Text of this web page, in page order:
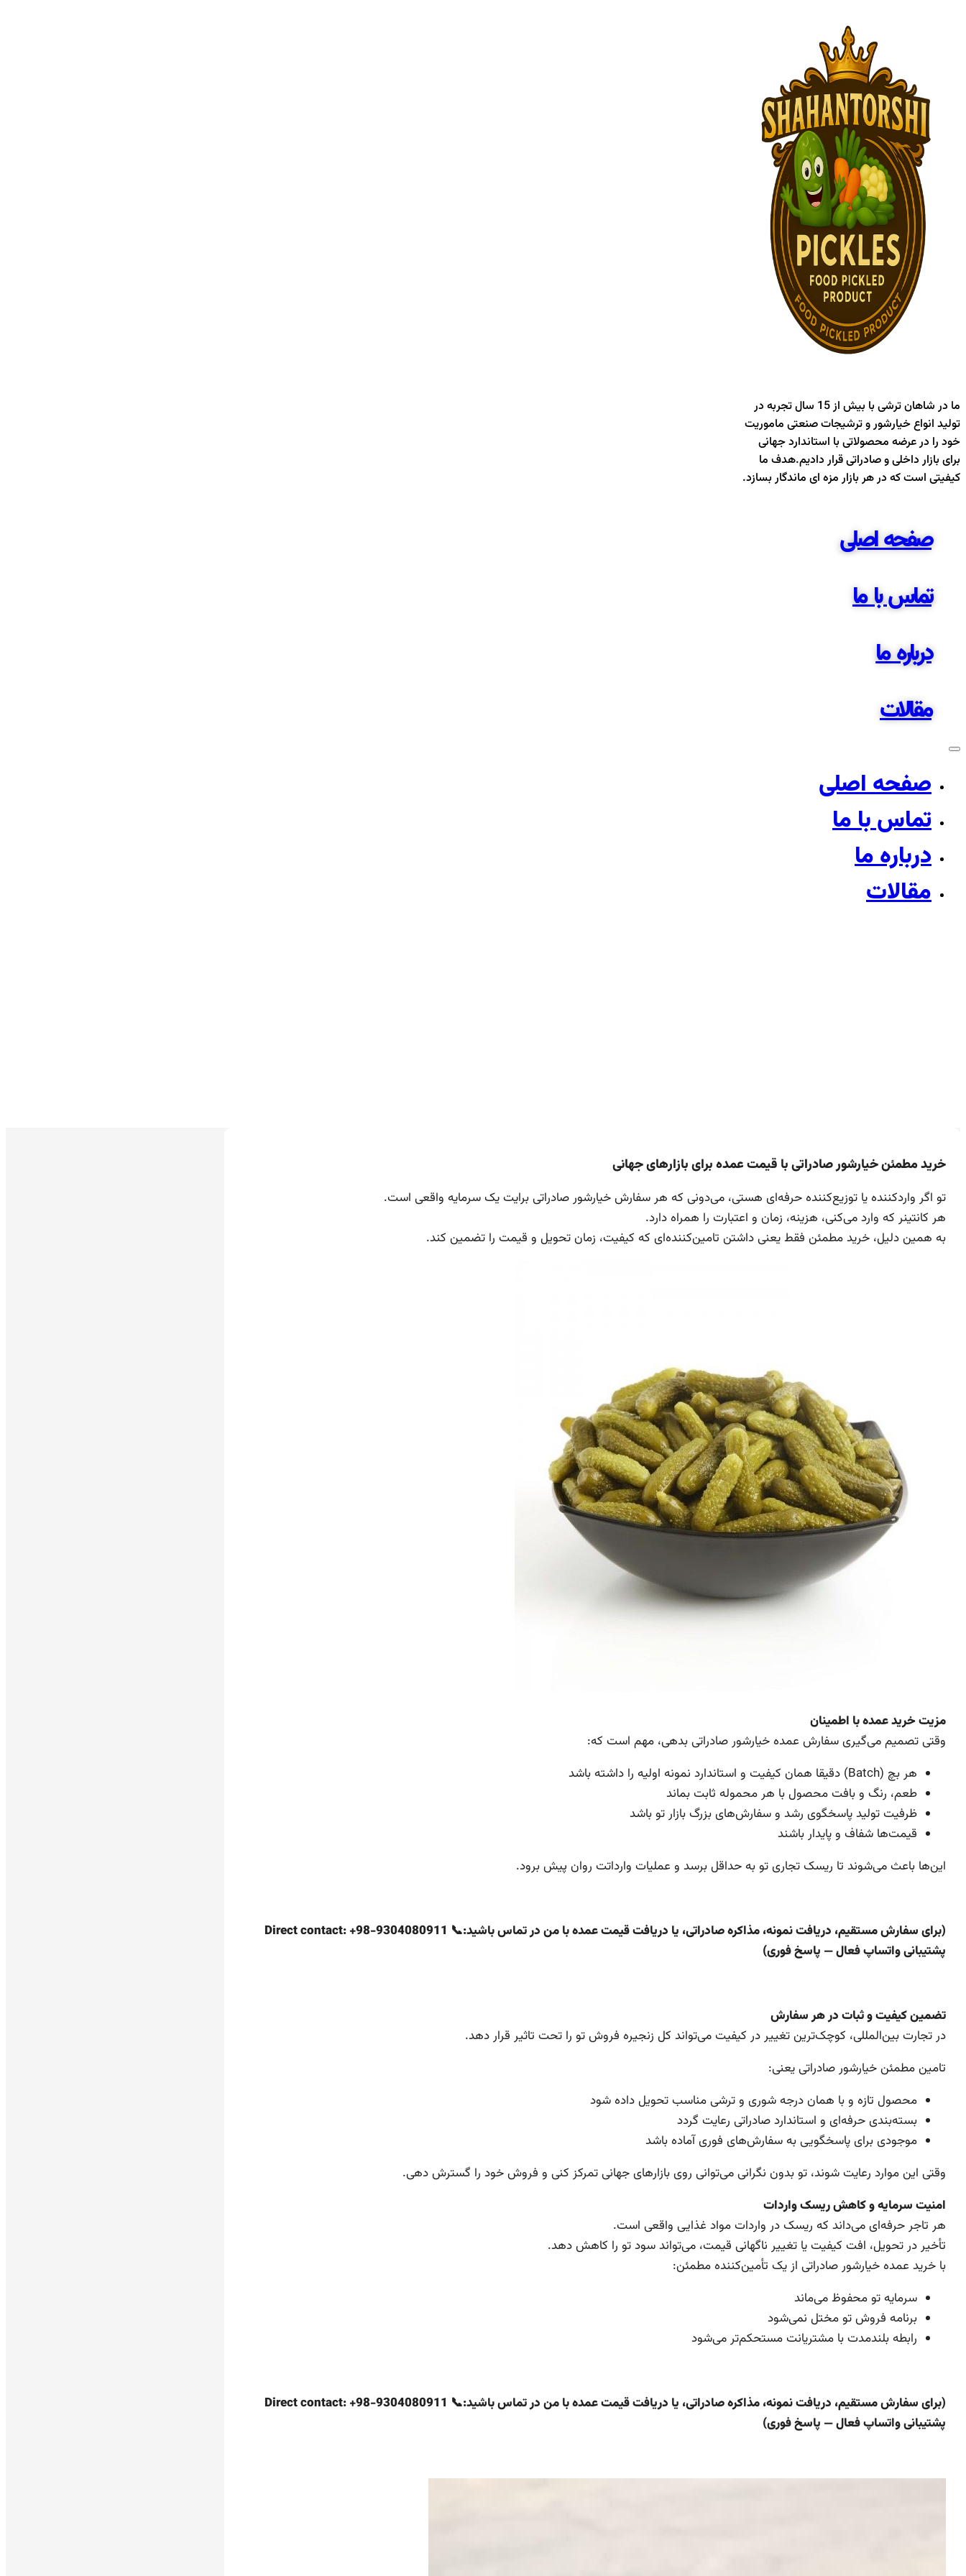
محتوا
ما در شاهان ترشی با بیش از 15 سال تجربه در
تولید انواع خیارشور و ترشیجات صنعتی ماموریت
خود را در عرضه محصولاتی با استاندارد جهانی
برای بازار داخلی و صادراتی قرار دادیم.هدف ما
کیفیتی است که در هر بازار مزه ای ماندگار بسازد.
صفحه اصلی
تماس با ما
درباره ما
مقالات
صفحه اصلی
تماس با ما
درباره ما
مقالات
خرید مطمئن خیارشور صادراتی با قیمت عمده برای بازارهای جهانی
تو اگر واردکننده یا توزیع‌کننده حرفه‌ای هستی، می‌دونی که هر سفارش خیارشور صادراتی برایت یک سرمایه واقعی است.
هر کانتینر که وارد می‌کنی، هزینه، زمان و اعتبارت را همراه دارد.
به همین دلیل، خرید مطمئن فقط یعنی داشتن تامین‌کننده‌ای که کیفیت، زمان تحویل و قیمت را تضمین کند.
مزیت خرید عمده با اطمینان
وقتی تصمیم می‌گیری سفارش عمده خیارشور صادراتی بدهی، مهم است که:
هر بچ (Batch) دقیقا همان کیفیت و استاندارد نمونه اولیه را داشته باشد
طعم، رنگ و بافت محصول با هر محموله ثابت بماند
ظرفیت تولید پاسخگوی رشد و سفارش‌های بزرگ بازار تو باشد
قیمت‌ها شفاف و پایدار باشند
این‌ها باعث می‌شوند تا ریسک تجاری تو به حداقل برسد و عملیات وارداتت روان پیش برود.
(برای سفارش مستقیم، دریافت نمونه، مذاکره صادراتی، یا دریافت قیمت عمده با من در تماس باشید:📞 Direct contact: +98-9304080911
پشتیبانی واتساپ فعال — پاسخ فوری)
تضمین کیفیت و ثبات در هر سفارش
در تجارت بین‌المللی، کوچک‌ترین تغییر در کیفیت می‌تواند کل زنجیره فروش تو را تحت تاثیر قرار دهد.
تامین مطمئن خیارشور صادراتی یعنی:
محصول تازه و با همان درجه شوری و ترشی مناسب تحویل داده شود
بسته‌بندی حرفه‌ای و استاندارد صادراتی رعایت گردد
موجودی برای پاسخگویی به سفارش‌های فوری آماده باشد
وقتی این موارد رعایت شوند، تو بدون نگرانی می‌توانی روی بازارهای جهانی تمرکز کنی و فروش خود را گسترش دهی.
امنیت سرمایه و کاهش ریسک واردات
هر تاجر حرفه‌ای می‌داند که ریسک در واردات مواد غذایی واقعی است.
تأخیر در تحویل، افت کیفیت یا تغییر ناگهانی قیمت، می‌تواند سود تو را کاهش دهد.
با خرید عمده خیارشور صادراتی از یک تأمین‌کننده مطمئن:
سرمایه تو محفوظ می‌ماند
برنامه فروش تو مختل نمی‌شود
رابطه بلندمدت با مشتریانت مستحکم‌تر می‌شود
(برای سفارش مستقیم، دریافت نمونه، مذاکره صادراتی، یا دریافت قیمت عمده با من در تماس باشید:📞 Direct contact: +98-9304080911
پشتیبانی واتساپ فعال — پاسخ فوری)